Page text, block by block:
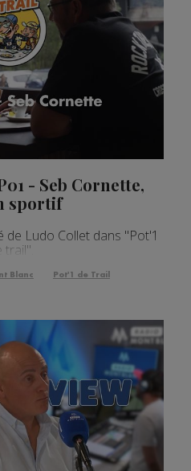
- Seb Cornette,
sportif
de Ludo Collet dans "Pot'1
trail".
Blanc Pot'1 de Trail